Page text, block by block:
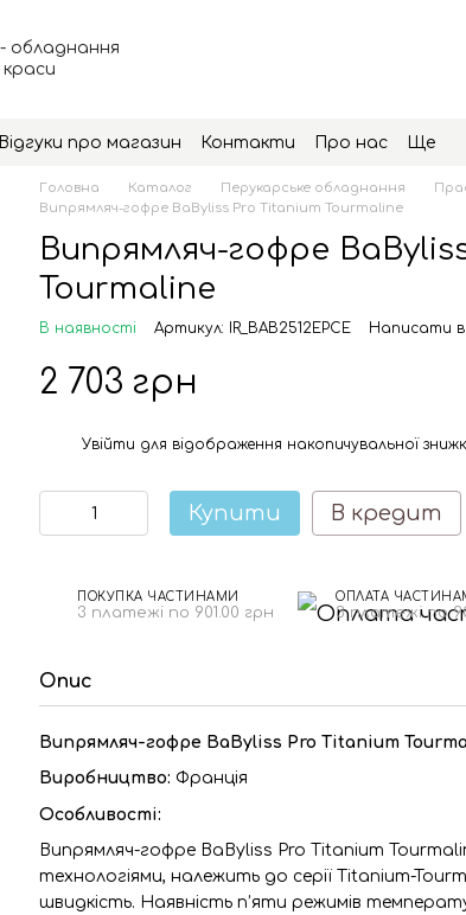
Відгуки про магазин Контакти Про нас Ще
Головна Каталог Перукарське обладнання
Випрямляч-гофре BaByliss Pro Titanium Tourmaline
Випрямляч-гофре
Tourmaline
В наявності Артикул: IR_BAB2512EPCE Написати
2 703 грн
Увійти для відображення накопичувальної
Купити В кредит
ПОКУПКА ЧАСТИНАМИ
3 платежі по 901.00 грн
ОПЛАТА
3 платежі по
Опис
Випрямляч-гофре BaByliss Pro Titanium
Виробництво: Франція
Особливості:
Випрямляч-гофре BaByliss Pro Titanium
технологіями, належить до серії Titanium-
швидкість. Наявність п’яти режимів